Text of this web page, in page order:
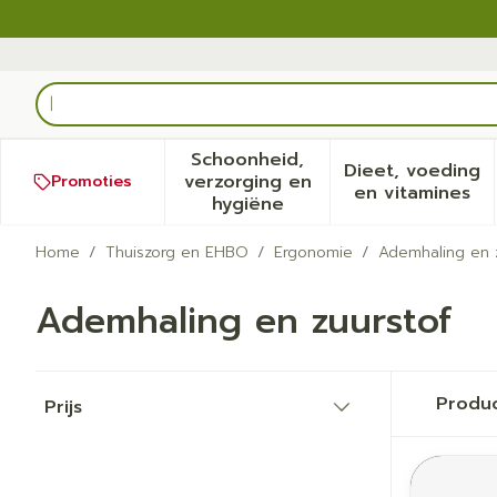
Product, merk, categorie...
Promoties
Schoonheid,
verzorging en
hygiëneToon submenu voor
Dieet, voeding
en vitamines
Toon
Home / Thuiszorg en EHBO / Ergonomie / Ademhaling en
Ademhaling en zuurstof
Prijs